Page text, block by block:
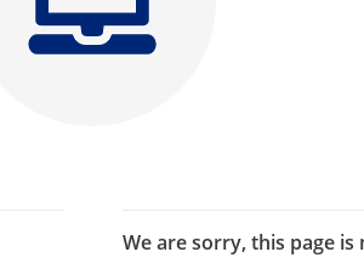
We are sorry, this page